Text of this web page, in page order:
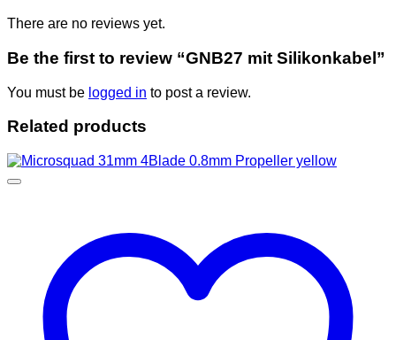
There are no reviews yet.
Be the first to review “GNB27 mit Silikonkabel”
You must be logged in to post a review.
Related products